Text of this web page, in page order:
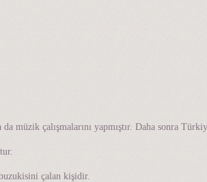
müzik çalışmalarını yapmıştır. Daha sonra
çalan kişidir.